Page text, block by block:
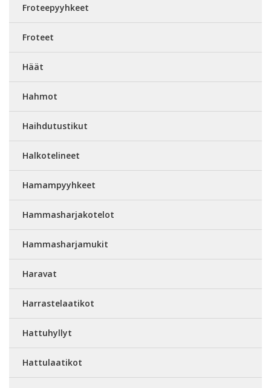
Froteepyyhkeet
Froteet
Häät
Hahmot
Haihdutustikut
Halkotelineet
Hamampyyhkeet
Hammasharjakotelot
Hammasharjamukit
Haravat
Harrastelaatikot
Hattuhyllyt
Hattulaatikot